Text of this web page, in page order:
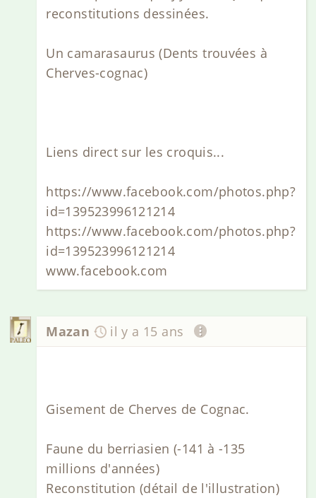
reconstitutions dessinées.
Un camarasaurus (Dents trouvées à
Cherves-cognac)
Liens direct sur les croquis...
https://www.facebook.com/photos.php?
id=139523996121214
https://www.facebook.com/photos.php?
id=139523996121214
www.facebook.com
Mazan il y a 15 ans
Gisement de Cherves de Cognac.
Faune du berriasien (-141 à -135
millions d'années)
Reconstitution (détail de l'illustration)